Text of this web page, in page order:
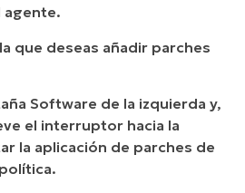
agente.
que deseas añadir parches
Software de la izquierda y,
el interruptor hacia la
la aplicación de parches de